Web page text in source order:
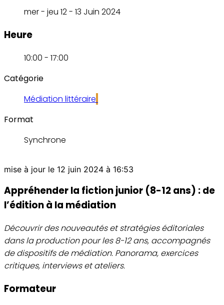
mer - jeu 12 - 13 Juin 2024
Heure
10:00 - 17:00
Catégorie
Médiation littéraire
Format
Synchrone
mise à jour le 12 juin 2024 à 16:53
Appréhender la fiction junior (8-12 ans) : de
l’édition à la médiation
Découvrir des nouveautés et stratégies éditoriales
dans la production pour les 8-12 ans, accompagnés
de dispositifs de médiation. Panorama, exercices
critiques, interviews et ateliers.
Formateur